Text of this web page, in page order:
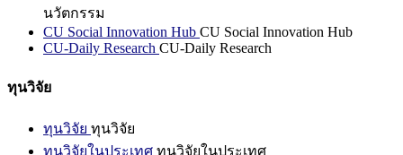
นวัตกรรม
CU Social Innovation Hub CU Social Innovation Hub
CU-Daily Research CU-Daily Research
ทุนวิจัย
ทุนวิจัย ทุนวิจัย
ทุนวิจัยในประเทศ ทุนวิจัยในประเทศ